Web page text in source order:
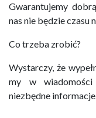
Gwarantujemy
nas nie będzie czasu
Co trzeba zrobić?
Wystarczy, że
my w
niezbędne